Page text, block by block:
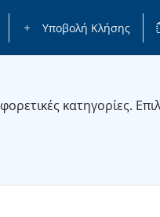
Υποβολή Κλήσης
κατηγορίες.